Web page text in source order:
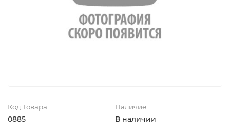
Код Товара
0885
Наличие
В наличии